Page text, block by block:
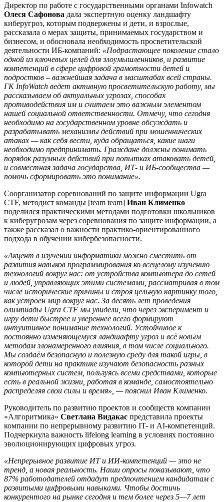
Директор по работе с государственными органами Infowatch
Олеся Сафонова дала экспертную оценку ландшафту
киберугроз, которым подвержены и дети, и взрослые,
рассказала о мерах защиты, принимаемых государством и
бизнесом, и обосновала необходимость просветительской
деятельности ИБ-компаний: «Подрастающее поколение стало
одной из ключевых целей для злоумышленников, и развитие
компетенций в сфере цифровой грамотности детей и
подростков – важнейшая задача в масштабах всей страны.
ГК InfoWatch ведет активную просветительскую работу, мы
рассказываем об актуальных угрозах, способах
противодействия им и считаем это важным элементом
нашей социальной ответственности. Отмечу, что сегодня
необходимо на государственном уровне обсуждать и
разрабатывать механизмы действий при мошеннических
атаках — как себя вести, куда обращаться, какие шаги
необходимо предпринимать. Граждане должны понимать
порядок разумных действий при попытках атаковать детей,
и совместная задача государства, ИТ- и ИБ-сообщества —
помочь сформировать это понимание».
Соорганизатор соревнований по защите информации Ugra
CTF, методист команды [team team] Иван Клименко
поделился практическими методами подготовки школьников
к киберугрозам через соревнования по защите информации, а
также рассказал о важности практико-ориентированного
подхода в обучении кибербезопасности.
«Акцент в изучении информатики можно сместить от
развития навыков программирования ко всецелому изучению
технологий вокруг нас: от устройства компьютера до сетей
и людей, управляющих этими системами, рассматривая в том
числе исторические причины и строя цельную картинку того,
как устроен мир вокруг нас. За десять лет проведения
олимпиады Ugra CTF мы увидели, что через эксперимент и
игру дети быстрее и увереннее всего формируют
интуитивное понимание технологий. Устойчивое к
постоянно изменяющемуся ландшафту угроз и всё новым
методам злонамеренного влияния, в том числе социального.
Мы создаём безопасную и полезную среду для такой игры, в
которой дети на практике изучают безопасность разных
компьютерных систем, пользуясь всеми средствами, которые
есть в реальной жизни, работая в команде, самостоятельно
распределяя свои силы и время», — пояснил Иван Клименко.
Руководитель по развитию проектов и сообществ компании
«Алгоритмика» Светлана Видакас представила проекты
компании по непрерывному развитию IT- и AI-компетенций.
Подчеркнула важность lifelong learning в условиях постоянно
эволюционирующих цифровых угроз.
«Непрерывное развитие ИТ и ИИ-компетенций — это не
тренд, а новая реальность. Наши опросы показывают, что
87% работодателей отдадут предпочтением кандидатам с
развитыми цифровыми навыками. Чтобы достичь
конкурентого на рынке сегодня и тем более через 5—7 лет